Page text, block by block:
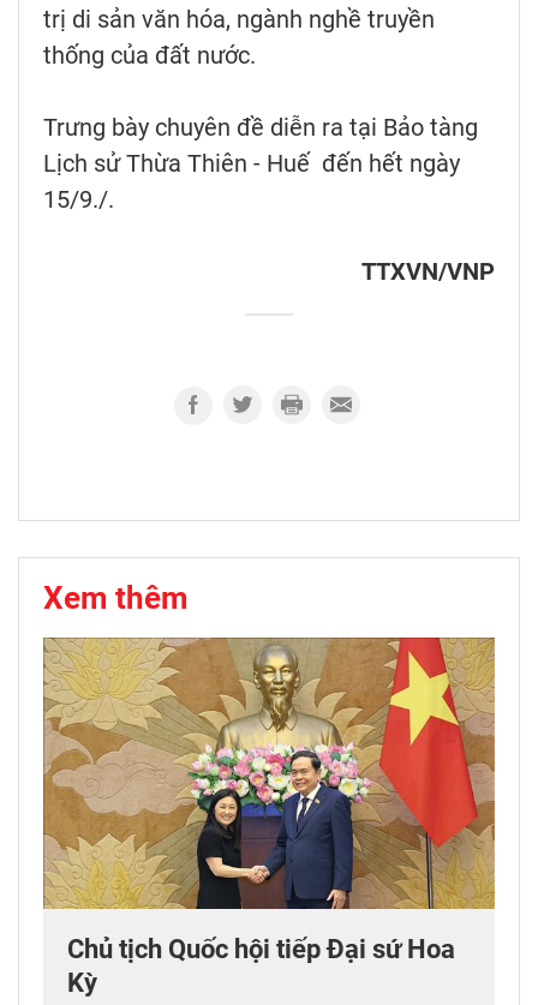
trị di sản văn hóa, ngành nghề truyền
thống của đất nước.
Trưng bày chuyên đề diễn ra tại Bảo tàng
Lịch sử Thừa Thiên - Huế đến hết ngày
15/9./.
TTXVN/VNP
Xem thêm
Chủ tịch Quốc hội tiếp Đại sứ Hoa
Kỳ